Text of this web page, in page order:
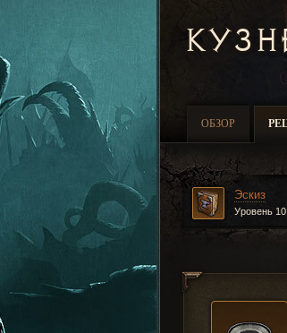
ОБЗОР
Эскиз
Уровень 10